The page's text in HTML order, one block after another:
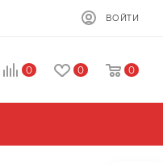
ВОЙТИ
0 0 0